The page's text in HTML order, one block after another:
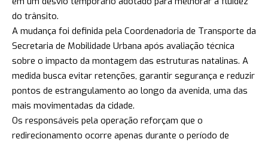
do trânsito.
A mudança foi definida pela Coordenadoria de Transporte da
Secretaria de Mobilidade Urbana após avaliação técnica
sobre o impacto da montagem das estruturas natalinas. A
medida busca evitar retenções, garantir segurança e reduzir
pontos de estrangulamento ao longo da avenida, uma das
mais movimentadas da cidade.
Os responsáveis pela operação reforçam que o
redirecionamento ocorre apenas durante o período de